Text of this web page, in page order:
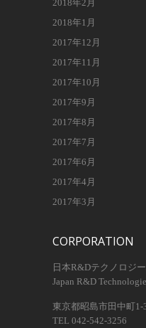
2018年2月
2018年1月
2017年12月
2017年11月
2017年10月
2017年9月
2017年8月
2017年7月
2017年6月
2017年4月
2017年3月
CORPORATION
日本R&Dテクノロジ
Japan R&D
東京都昭島市田中町1-
TEL 042-542-3256